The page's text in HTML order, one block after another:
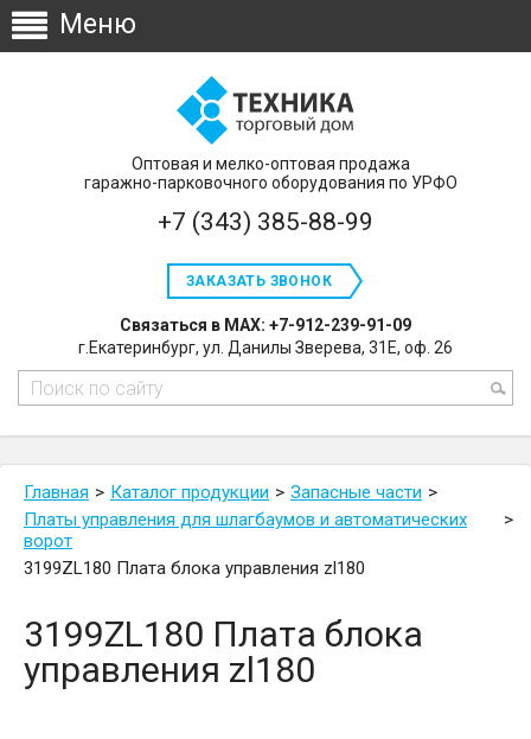
Оптовая и мелко-оптовая продажа
гаражно-парковочного оборудования по УРФО
+7 (343) 385-88-99
ЗАКАЗАТЬ ЗВОНОК
Связаться в MAX: +7-912-239-91-09
г.Екатеринбург, ул. Данилы Зверева, 31Е, оф. 26
Главная Каталог продукции
Запасные части
Платы управления для шлагбаумов и автоматических
ворот
3199ZL180 Плата блока управления zl180
3199ZL180 Плата блока
управления zl180